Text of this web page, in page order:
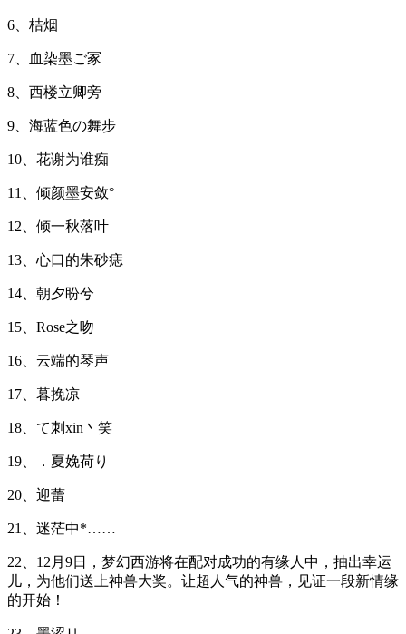
6、桔烟
7、血染墨ご冢
8、西楼立卿旁
9、海蓝色の舞步
10、花谢为谁痴
11、倾颜墨安敛°
12、倾一秋落叶
13、心口的朱砂痣
14、朝夕盼兮
15、Rose之吻
16、云端的琴声
17、暮挽凉
18、て刺xin丶笑
19、．夏娩荷り
20、迎蕾
21、迷茫中*……
22、12月9日，梦幻西游将在配对成功的有缘人中，抽出幸运
儿，为他们送上神兽大奖。让超人气的神兽，见证一段新情缘
的开始！